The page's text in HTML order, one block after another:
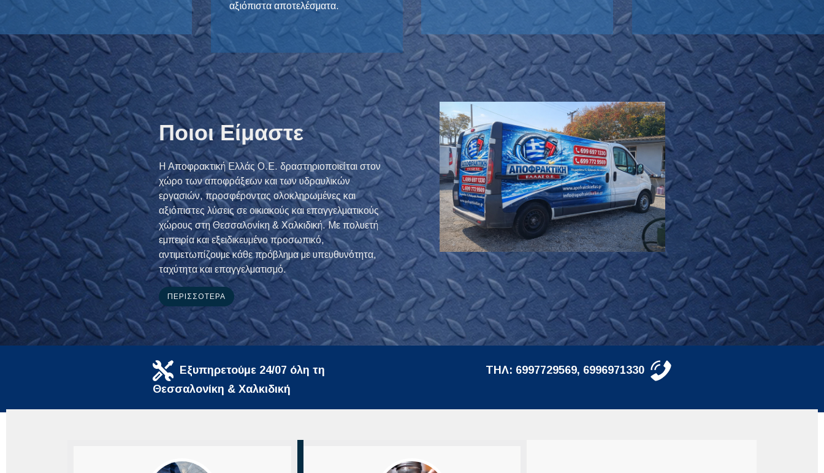
αξιόπιστα αποτελέσματα.
Ποιοι Είμαστε
Η Αποφρακτική Ελλάς Ο.Ε. δραστηριοποιείται στον
χώρο των αποφράξεων και των υδραυλικών
εργασιών, προσφέροντας ολοκληρωμένες και
αξιόπιστες λύσεις σε οικιακούς και επαγγελματικούς
χώρους στη Θεσσαλονίκη & Χαλκιδική. Με πολυετή
εμπειρία και εξειδικευμένο προσωπικό,
αντιμετωπίζουμε κάθε πρόβλημα με υπευθυνότητα,
ταχύτητα και επαγγελματισμό.
ΠΕΡΙΣΣΌΤΕΡΑ
Εξυπηρετούμε 24/07 όλη τη
Θεσσαλονίκη & Χαλκιδική
ΤΗΛ: 6997729569, 6996971330